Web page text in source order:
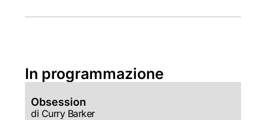
In programmazione
Obsession
di Curry Barker